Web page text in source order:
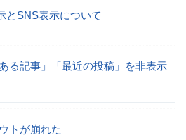
とSNS表示について
る記事」「最近の投稿」を非表示
トが崩れた